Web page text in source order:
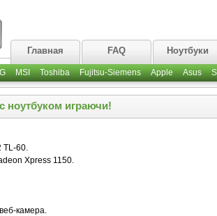
Главная FAQ Ноутбуки
MSI Toshiba Fujitsu-Siemens Apple Asus
ноутбуком играючи!
TL-60.
Xpress 1150.
камера.